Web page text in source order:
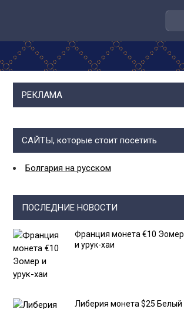
РЕКЛАМА
САЙТЫ, которые стоит посетить
Болгария на русском
ПОСЛЕДНИЕ НОВОСТИ
Франция монета €10 Эомер
и урук-хаи
Либерия монета $25 Белый